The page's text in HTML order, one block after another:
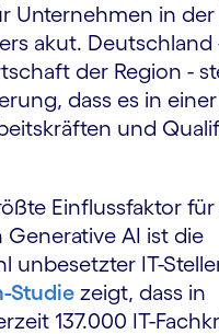
Unternehmen in der
akut. Deutschland
der Region -
dass es in
und
Einflussfaktor
AI ist die
unbesetzter IT-
Studie zeigt, dass in
137.000 IT-